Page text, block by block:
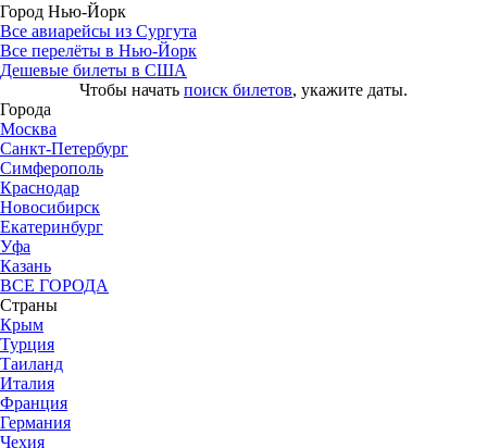
Город Нью-Йорк
Все авиарейсы из Сургута
Все перелёты в Нью-Йорк
Дешевые билеты в США
Чтобы начать поиск билетов, укажите даты.
Города
Москва
Санкт-Петербург
Симферополь
Краснодар
Новосибирск
Екатеринбург
Уфа
Казань
ВСЕ ГОРОДА
Страны
Крым
Турция
Таиланд
Италия
Франция
Германия
Чехия